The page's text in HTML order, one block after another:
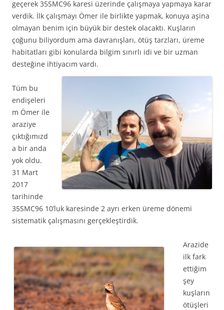
geçerek 35SMC96 karesi üzerinde çalışmaya yapmaya karar
verdik. İlk çalışmayı Ömer ile birlikte yapmak, konuya aşina
olmayan benim için büyük bir destek olacaktı. Kuşların
çoğunu biliyordum ama davranışları, ötüş tarzları, üreme
habitatları gibi konularda bilgim sınırlı idi ve bir uzman
desteğine ihtiyacım vardı.
Tüm bu
endişeleri
m Ömer ile
araziye
çıktığımızd
a bir anda
yok oldu.
31 Mart
2017
tarihinde
35SMC96 10’luk karesinde 2 ayrı erken üreme dönemi
sistematik çalışmasını gerçekleştirdik.
Arazide
ilk fark
ettiğim
şey
kuşların
ötüşleri